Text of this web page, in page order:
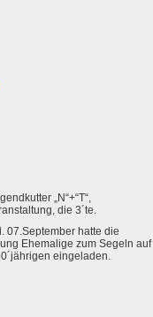
„N“+“T“,
die 3´te.
07.September hatte die
Ehemalige zum Segeln auf
eingeladen.